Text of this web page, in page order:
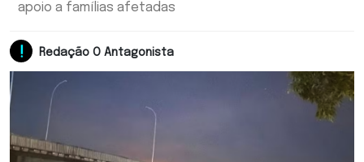
apoio a famílias afetadas
Redação O Antagonista